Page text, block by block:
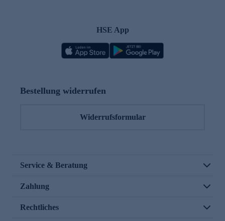
HSE App
Bestellung widerrufen
Widerrufsformular
Service & Beratung
Zahlung
Rechtliches